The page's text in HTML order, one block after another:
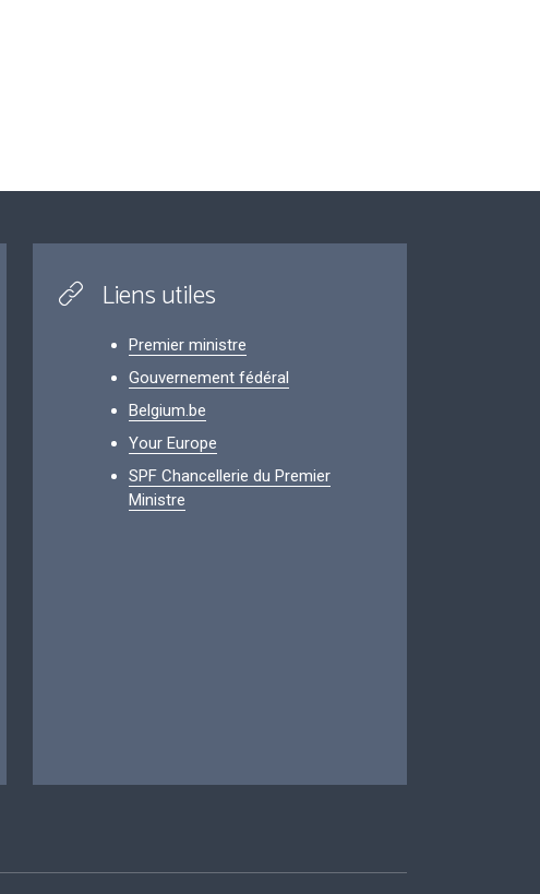
Liens utiles
Premier ministre
Gouvernement fédéral
Belgium.be
Your Europe
SPF Chancellerie du Premier
Ministre